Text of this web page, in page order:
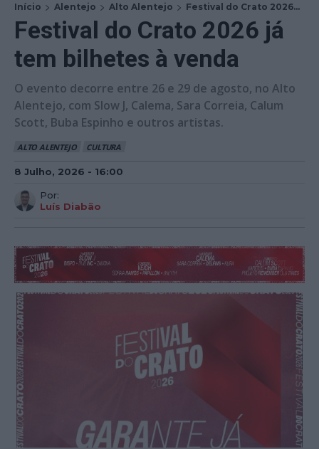
Início Alentejo Alto Alentejo Festival do Crato 2026...
Festival do Crato 2026 já
tem bilhetes à venda
O evento decorre entre 26 e 29 de agosto, no Alto
Alentejo, com Slow J, Calema, Sara Correia, Calum
Scott, Buba Espinho e outros artistas.
ALTO ALENTEJO CULTURA
8 Julho, 2026 - 16:00
Por:
Luís Diabão